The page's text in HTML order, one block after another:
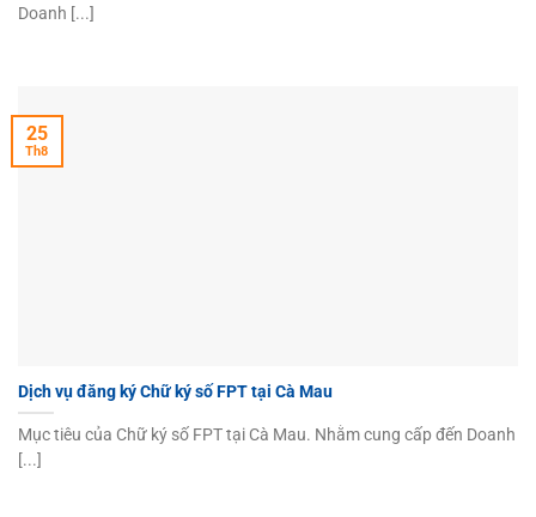
Doanh [...]
Dịch vụ đăng ký Chữ ký số FPT tại Cà Mau
Mục tiêu của Chữ ký số FPT tại Cà Mau. Nhằm cung cấp đến Doanh
[...]
25
Th8